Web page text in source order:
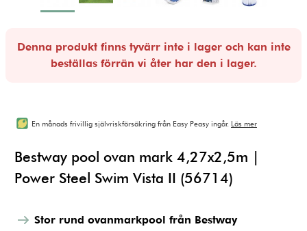
Denna produkt finns tyvärr inte i lager och kan inte
beställas förrän vi åter har den i lager.
En månads frivillig självriskförsäkring från Easy Peasy ingår. Läs mer
Bestway pool ovan mark 4,27x2,5m |
Power Steel Swim Vista II (56714)
Stor rund ovanmarkpool från Bestway